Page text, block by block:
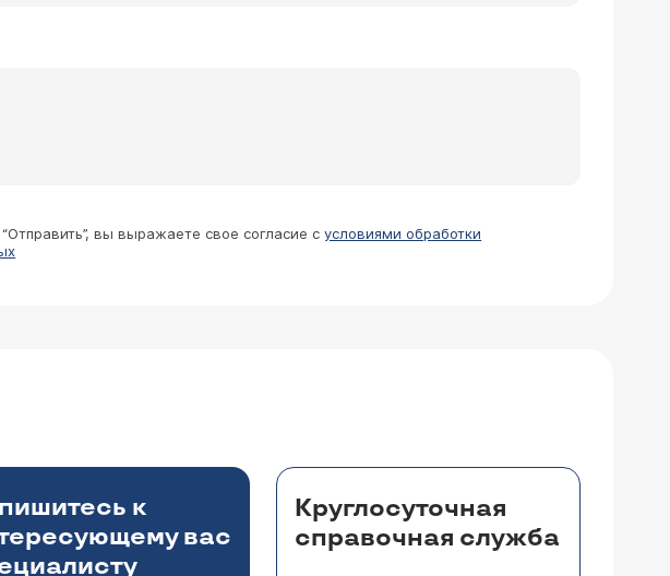
вы выражаете свое согласие сусловиями обработки
к
вас
Круглосуточная
справочная служба